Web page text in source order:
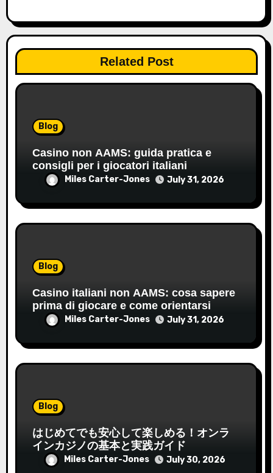
Related Post
Blog
Casino non AAMS: guida pratica e
consigli per i giocatori italiani
Miles Carter-Jones July 31, 2026
Blog
Casino italiani non AAMS: cosa sapere
prima di giocare e come orientarsi
Miles Carter-Jones July 31, 2026
Blog
はじめてでも安心して楽しめる！オンラ
インカジノの基本と実践ガイド
Miles Carter-Jones July 30, 2026